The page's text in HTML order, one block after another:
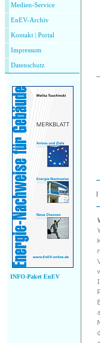
Medien-Service
EnEV-Archiv
Kontakt Portal
Impressum
Datenschutz
INFO-Paket EnEV
|